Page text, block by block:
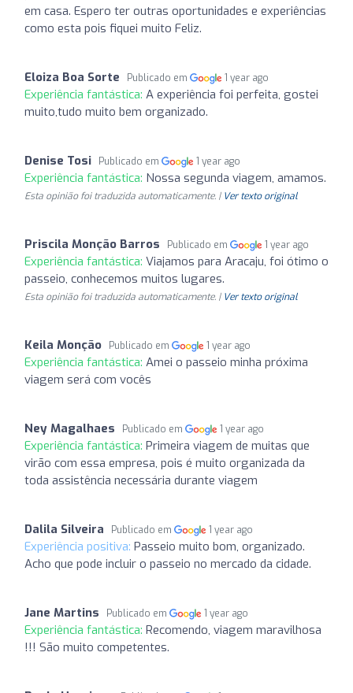
em casa. Espero ter outras oportunidades e experiências
como esta pois fiquei muito Feliz.
Eloiza Boa Sorte Publicado em 1 year ago
Experiência fantástica: A experiência foi perfeita, gostei
muito,tudo muito bem organizado.
Denise Tosi Publicado em 1 year ago
Experiência fantástica: Nossa segunda viagem, amamos.
Esta opinião foi traduzida automaticamente. | Ver texto original
Priscila Monção Barros Publicado em 1 year ago
Experiência fantástica: Viajamos para Aracaju, foi ótimo o
passeio, conhecemos muitos lugares.
Esta opinião foi traduzida automaticamente. | Ver texto original
Keila Monção Publicado em 1 year ago
Experiência fantástica: Amei o passeio minha próxima
viagem será com vocês
Ney Magalhaes Publicado em 1 year ago
Experiência fantástica: Primeira viagem de muitas que
virão com essa empresa, pois é muito organizada da
toda assistência necessária durante viagem
Dalila Silveira Publicado em 1 year ago
Experiência positiva: Passeio muito bom, organizado.
Acho que pode incluir o passeio no mercado da cidade.
Jane Martins Publicado em 1 year ago
Experiência fantástica: Recomendo, viagem maravilhosa
!!! São muito competentes.